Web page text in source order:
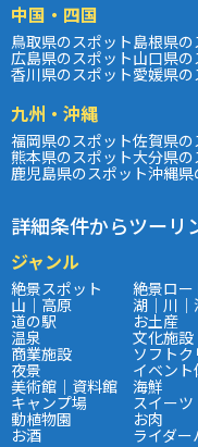
中国・四国
鳥取県のスポット島根県の
広島県のスポット山口県の
香川県のスポット愛媛県の
九州・沖縄
福岡県のスポット佐賀県の
熊本県のスポット大分県の
鹿児島県のスポット沖縄県
詳細条件からツーリ
ジャンル
絶景スポット 絶景ロー
山｜高原 湖｜川｜
道の駅 お土産
温泉 文化施設
商業施設 ソフト
夜景 イベン
美術館｜資料館 海鮮
キャンプ場 スイーツ
動植物園 お肉
お酒 ライダー